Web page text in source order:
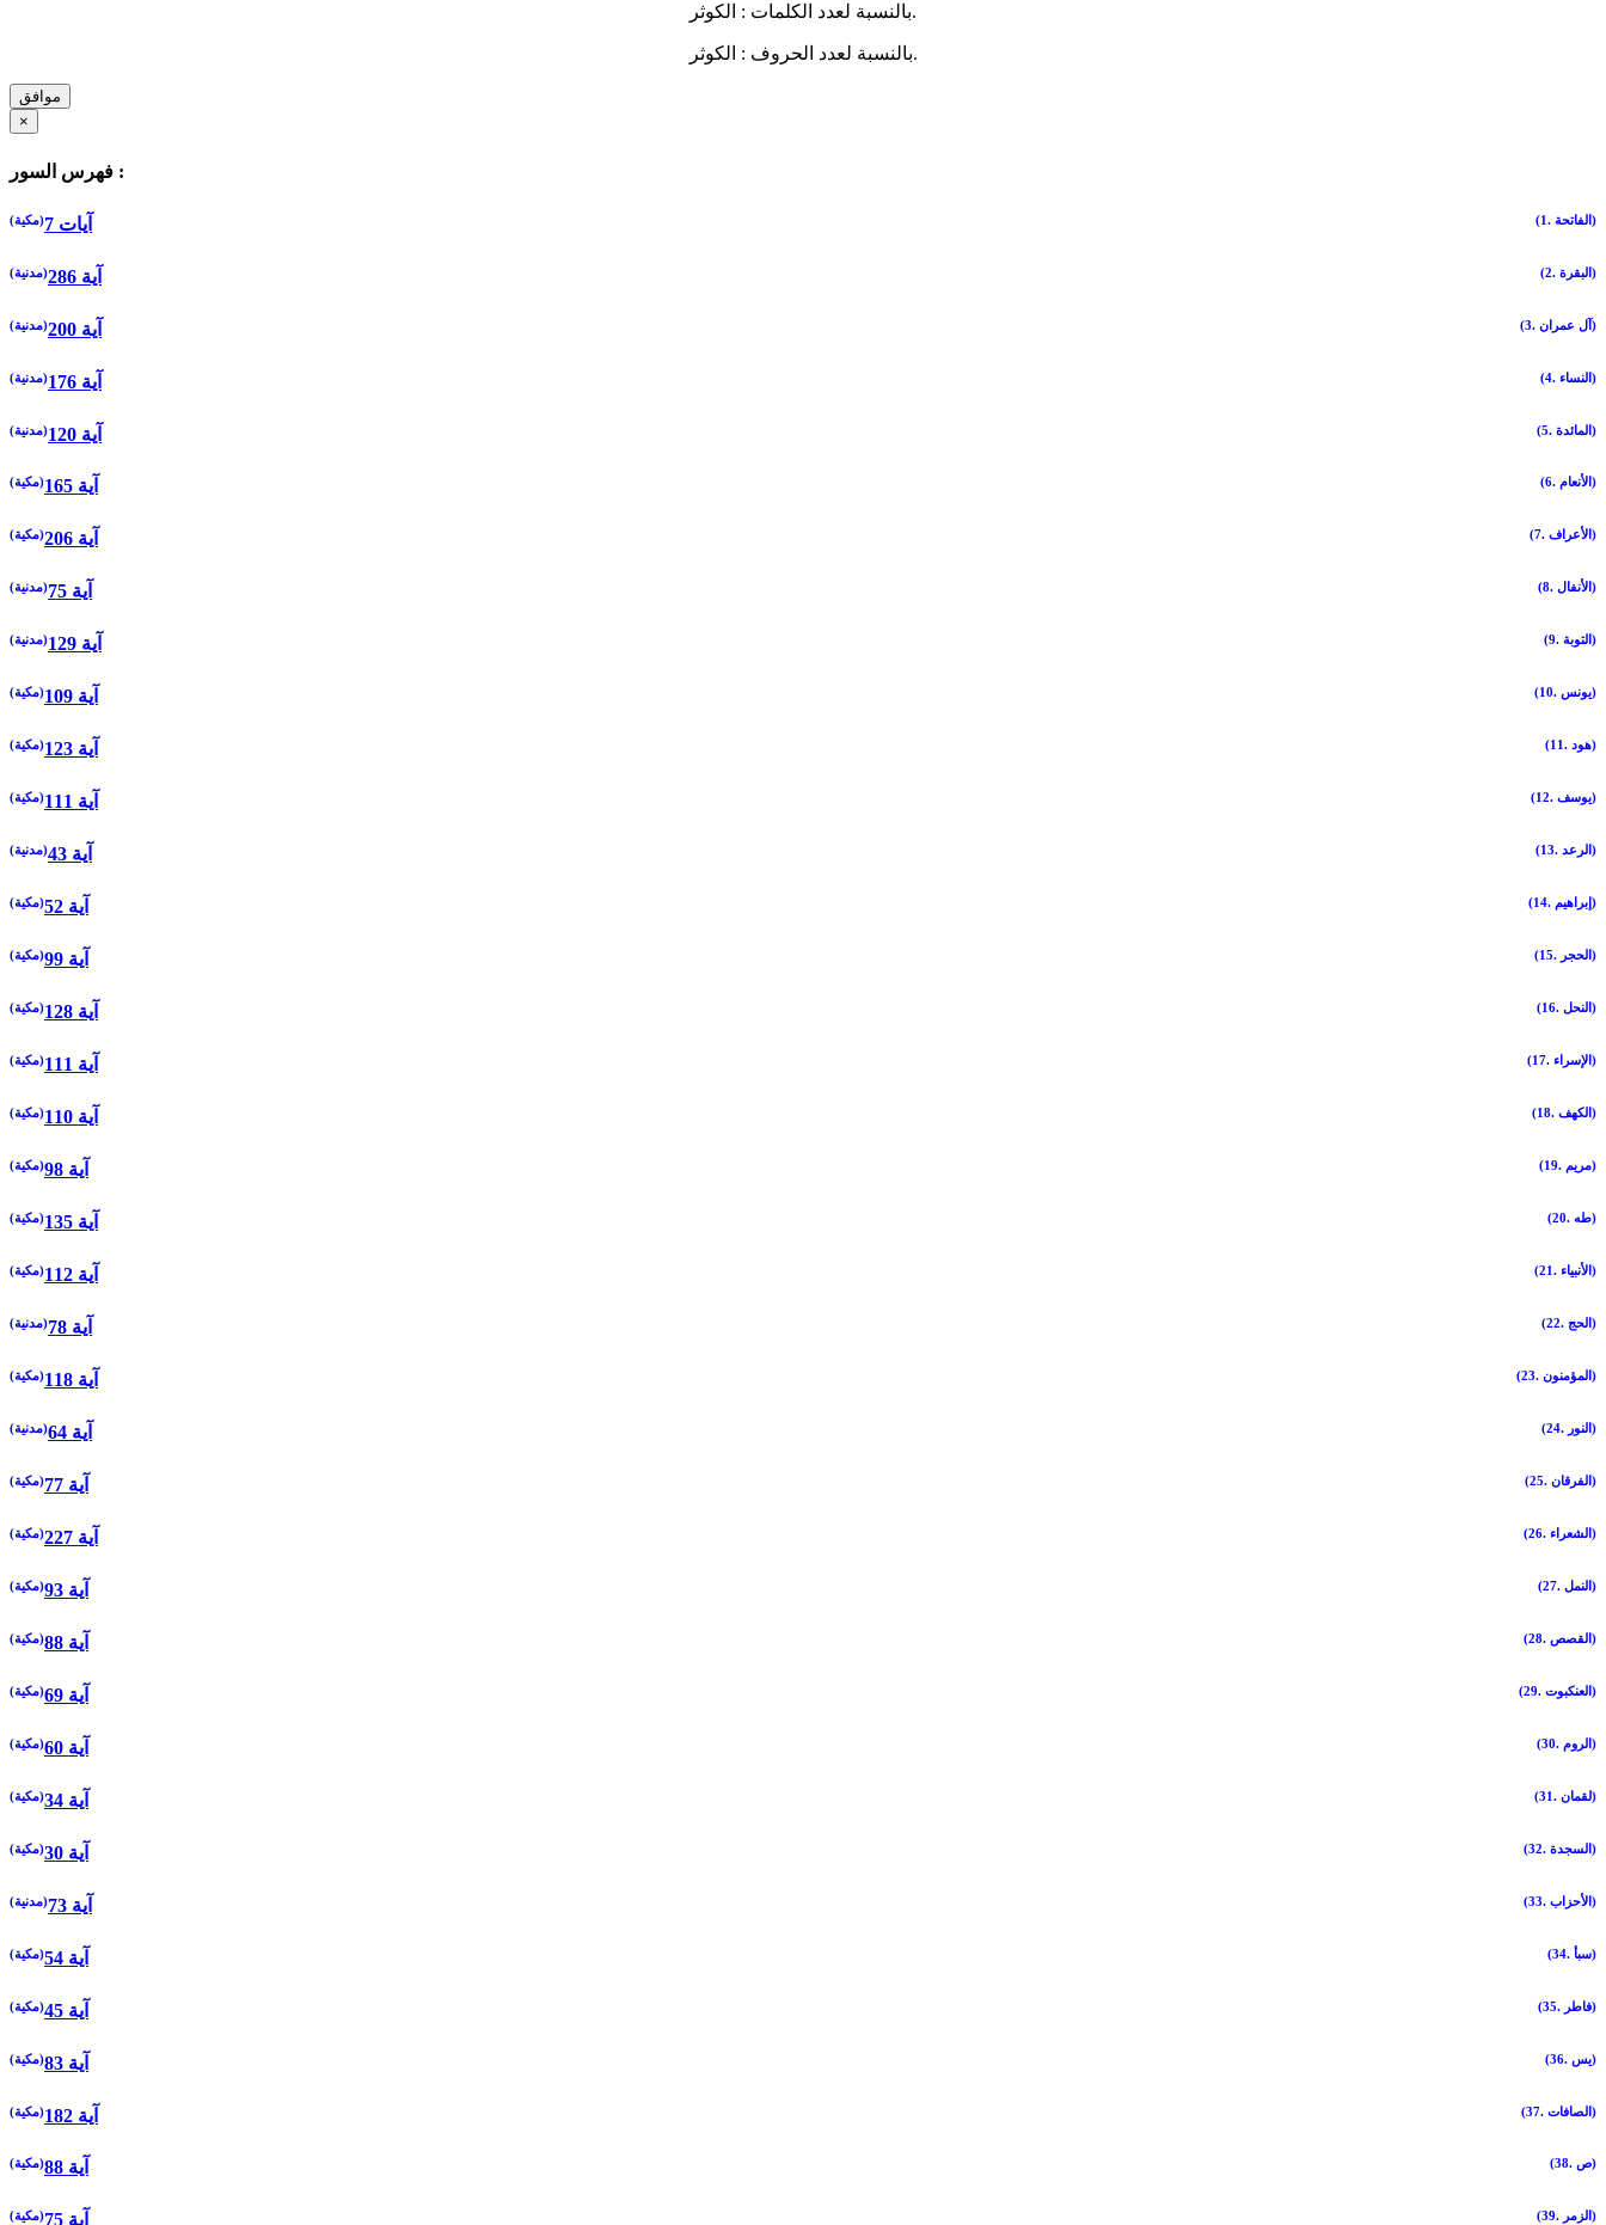
بالنسبة لعدد الكلمات :الكوثر.
بالنسبة لعدد الحروف :الكوثر.
موافق
×
فهرس السور :
(1. الفاتحة) (مكية) 7 آيات
(2. البقرة) (مدنية) 286 آية
(3. آل عمران) (مدنية) 200 آية
(4. النساء) (مدنية) 176 آية
(5. المائدة) (مدنية) 120 آية
(6. الأنعام) (مكية) 165 آية
(7. الأعراف) (مكية) 206 آية
(8. الأنفال) (مدنية) 75 آية
(9. التوبة) (مدنية) 129 آية
(10. يونس) (مكية) 109 آية
(11. هود) (مكية) 123 آية
(12. يوسف) (مكية) 111 آية
(13. الرعد) (مدنية) 43 آية
(14. إبراهيم) (مكية) 52 آية
(15. الحجر) (مكية) 99 آية
(16. النحل) (مكية) 128 آية
(17. الإسراء) (مكية) 111 آية
(18. الكهف) (مكية) 110 آية
(19. مريم) (مكية) 98 آية
(20. طه) (مكية) 135 آية
(21. الأنبياء) (مكية) 112 آية
(22. الحج) (مدنية) 78 آية
(23. المؤمنون) (مكية) 118 آية
(24. النور) (مدنية) 64 آية
(25. الفرقان) (مكية) 77 آية
(26. الشعراء) (مكية) 227 آية
(27. النمل) (مكية) 93 آية
(28. القصص) (مكية) 88 آية
(29. العنكبوت) (مكية) 69 آية
(30. الروم) (مكية) 60 آية
(31. لقمان) (مكية) 34 آية
(32. السجدة) (مكية) 30 آية
(33. الأحزاب) (مدنية) 73 آية
(34. سبأ) (مكية) 54 آية
(35. فاطر) (مكية) 45 آية
(36. يس) (مكية) 83 آية
(37. الصافات) (مكية) 182 آية
(38. ص) (مكية) 88 آية
(39. الزمر) (مكية) 75 آية